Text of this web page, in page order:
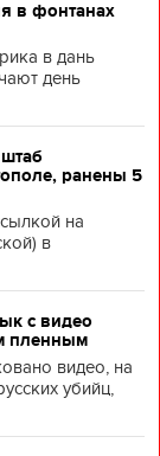
в фонтанах
в дань
день
ранены 5
на
в
с видео
пленным
видео, на
убийц,